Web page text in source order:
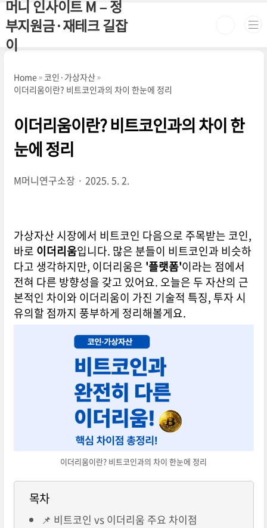
본문 바로가기
머니 인사이트 M – 정
부지원금·재테크 길잡
이
Home
코인·가상자산
이더리움이란? 비트코인과의 차이 한눈에 정리
이더리움이란? 비트코인과의 차이 한
눈에 정리
M머니연구소장 2025. 5. 2.
가상자산 시장에서 비트코인 다음으로 주목받는 코인,
바로 이더리움입니다. 많은 분들이 비트코인과 비슷하
다고 생각하지만, 이더리움은 '플랫폼'이라는 점에서
전혀 다른 방향성을 갖고 있어요. 오늘은 두 자산의 근
본적인 차이와 이더리움이 가진 기술적 특징, 투자 시
유의할 점까지 풍부하게 정리해볼게요.
이더리움이란? 비트코인과의 차이 한눈에 정리
목차
📌 비트코인 vs 이더리움 주요 차이점